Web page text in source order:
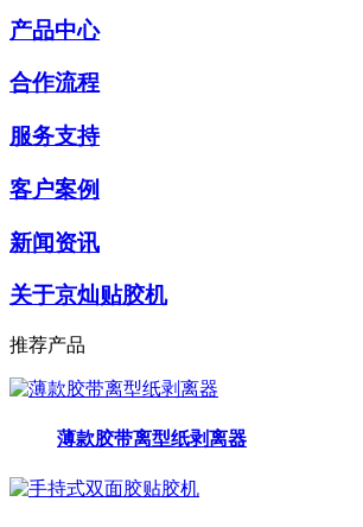
产品中心
合作流程
服务支持
客户案例
新闻资讯
关于京灿贴胶机
推荐产品
薄款胶带离型纸剥离器